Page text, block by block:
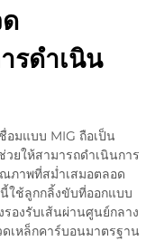
รดำเนิน
อมแบบ MIG ถือเป็น
ยให้สามารถดำเนินการ
ภาพที่สม่ำเสมอตลอด
ใช้ลูกกลิ้งขับที่ออกแบบ
องรับเส้นผ่านศูนย์กลาง
เหล็กคาร์บอนมาตรฐาน